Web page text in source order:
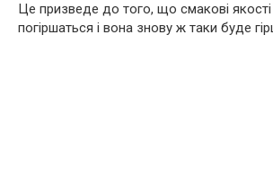
Це призведе до того, що смакові якості
погіршаться і вона знову ж таки буде